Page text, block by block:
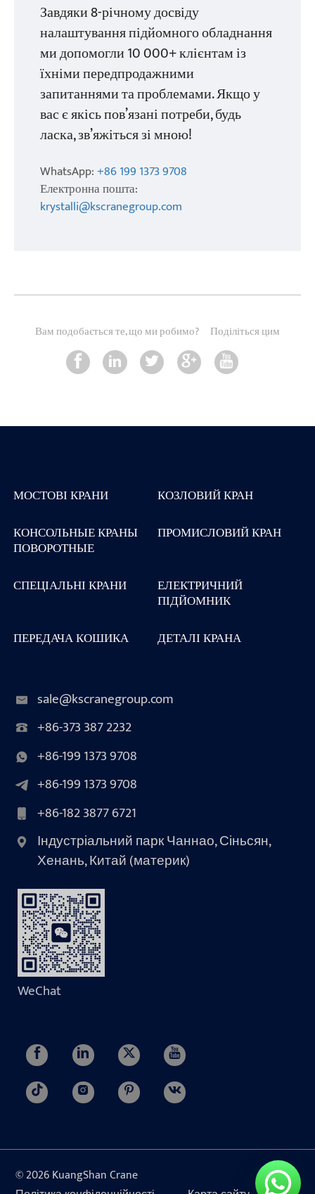
Завдяки 8-річному досвіду
налаштування підйомного обладнання
ми допомогли 10 000+ клієнтам із
їхніми передпродажними
запитаннями та проблемами. Якщо у
вас є якісь пов’язані потреби, будь
ласка, зв’яжіться зі мною!
WhatsApp:+86 199 1373 9708
Електронна пошта:
krystalli@kscranegroup.com
Вам подобається те, що ми робимо? Поділіться цим
МОСТОВІ КРАНИ
КОЗЛОВИЙ КРАН
КОНСОЛЬНЫЕ КРАНЫ
ПОВОРОТНЫЕ
ПРОМИСЛОВИЙ КРАН
СПЕЦІАЛЬНІ КРАНИ ЕЛЕКТРИЧНИЙ
ПІДЙОМНИК
ПЕРЕДАЧА КОШИКА
ДЕТАЛІ КРАНА
sale@kscranegroup.com
+86-373 387 2232
+86-199 1373 9708
+86-199 1373 9708
+86-182 3877 6721
Індустріальний парк Чаннао, Сіньсян,
Хенань, Китай (материк)
WeChat
© 2026 KuangShan Crane